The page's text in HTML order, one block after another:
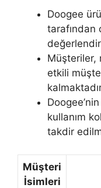
Doogee
tarafından
Müşteriler,
etkili
kullanım
takdir
Müşteri
İsimleri